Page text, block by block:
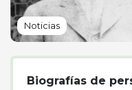
Noticias
Biografías de